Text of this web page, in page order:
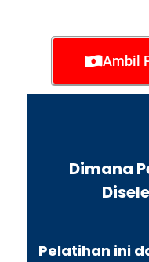
Ambil
Dimana
Pelatihan ini